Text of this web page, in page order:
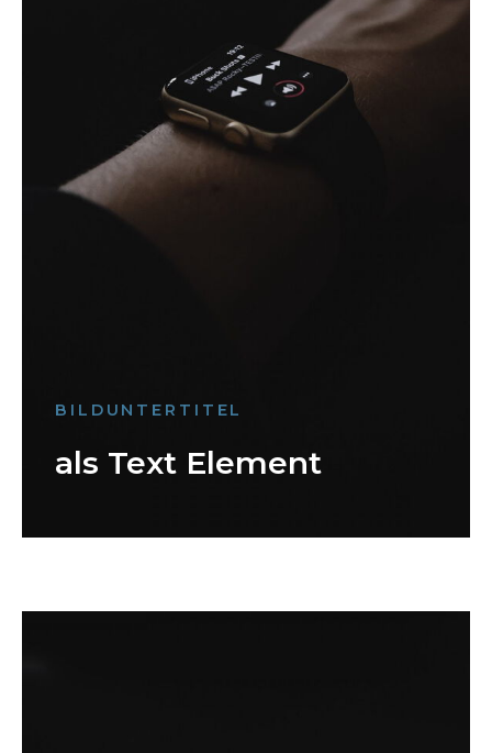
BILDUNTERTITEL
als Text Element